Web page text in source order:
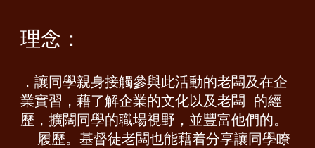
理念：
．讓同學親身接觸參與此活動的老闆及在企
業實習，藉了解企業的文化以及老闆 的經
歷，擴闊同學的職場視野，並豐富他們的。
履歷。基督徒老闆也能藉着分享讓同學瞭